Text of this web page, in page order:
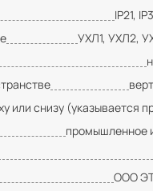
IP21,
УХЛ1, УХЛ2,
или снизу (указывается
промышленное
ООО